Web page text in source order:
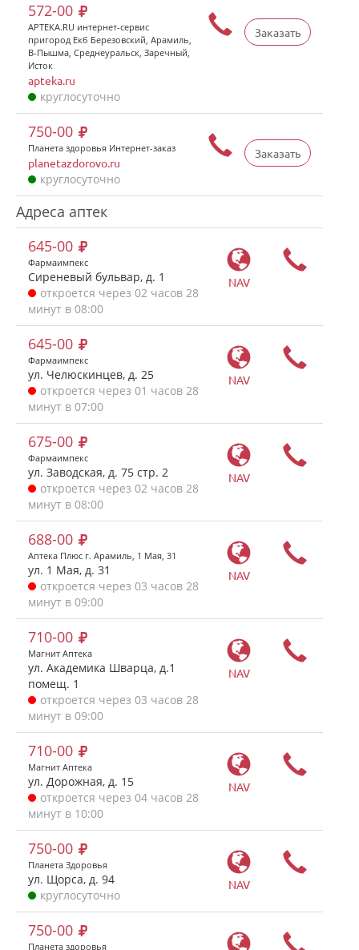
Заказать
572-00
APTEKA.RU интернет-сервис
пригород Екб Березовский, Арамиль,
В-Пышма, Среднеуральск, Заречный,
Исток
apteka.ru
круглосуточно
Заказать
750-00
Планета здоровья Интернет-заказ
planetazdorovo.ru
круглосуточно
Адреса аптек
NAV
645-00
Фармаимпекс
Сиреневый бульвар, д. 1
откроется через 02 часов 28
минут в 08:00
NAV
645-00
Фармаимпекс
ул. Челюскинцев, д. 25
откроется через 01 часов 28
минут в 07:00
NAV
675-00
Фармаимпекс
ул. Заводская, д. 75 стр. 2
откроется через 02 часов 28
минут в 08:00
NAV
688-00
Аптека Плюс г. Арамиль, 1 Мая, 31
ул. 1 Мая, д. 31
откроется через 03 часов 28
минут в 09:00
NAV
710-00
Магнит Аптека
ул. Академика Шварца, д.1
помещ. 1
откроется через 03 часов 28
минут в 09:00
NAV
710-00
Магнит Аптека
ул. Дорожная, д. 15
откроется через 04 часов 28
минут в 10:00
NAV
750-00
Планета Здоровья
ул. Щорса, д. 94
круглосуточно
750-00
Планета здоровья